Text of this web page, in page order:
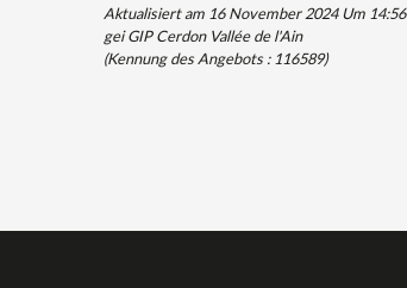
Aktualisiert am 16 November 2024 Um 14:56
gei GIP Cerdon Vallée de l'Ain
(Kennung des Angebots : 116589)